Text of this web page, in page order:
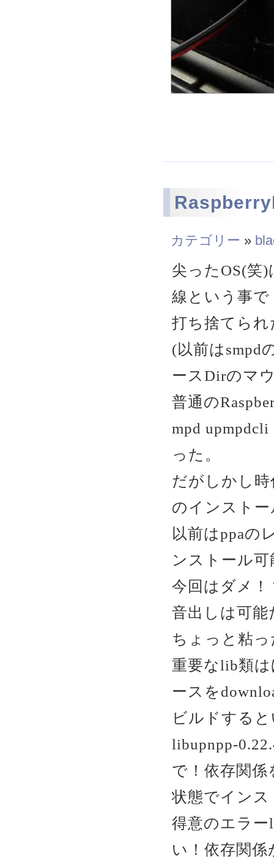
カテゴリー »
尖ったOS(笑
線という事で
打ち捨てられ
(以前はsmpd
ースDirのマ
普通の
mpd
った。
だがしかし
のインスト
以前はppaの
ンストール
今回はダメ
音出しは可能
ちょっと粘
重要なlib類
ースを
ビルドする
libupnpp-
で！依存関
状態でイン
得意のエラー
い！依存関係